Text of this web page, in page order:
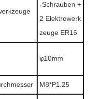
-Schrauben +
2 Elektrowerk
zeuge ER16
φ10mm
M8*P1.25